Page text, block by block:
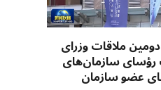
ملاقات وزرای
سازمان‌های
عضو سازمان